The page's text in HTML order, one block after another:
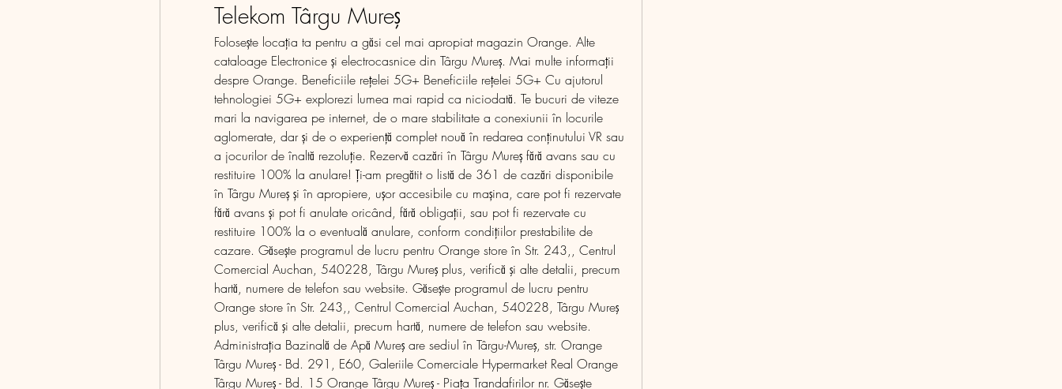
Telekom Târgu Mureş
Folosește locația ta pentru a găsi cel mai apropiat magazin Orange. Alte
cataloage Electronice și electrocasnice din Târgu Mureș. Mai multe informații
despre Orange. Beneficiile rețelei 5G+ Beneficiile rețelei 5G+ Cu ajutorul
tehnologiei 5G+ explorezi lumea mai rapid ca niciodată. Te bucuri de viteze
mari la navigarea pe internet, de o mare stabilitate a conexiunii în locurile
aglomerate, dar și de o experiență complet nouă în redarea conținutului VR sau
a jocurilor de înaltă rezoluție. Rezervă cazări în Târgu Mureș fără avans sau cu
restituire 100% la anulare! Ți-am pregătit o listă de 361 de cazări disponibile
în Târgu Mureș și în apropiere, ușor accesibile cu mașina, care pot fi rezervate
fără avans și pot fi anulate oricând, fără obligații, sau pot fi rezervate cu
restituire 100% la o eventuală anulare, conform condițiilor prestabilite de
cazare. Găsește programul de lucru pentru Orange store în Str. 243,, Centrul
Comercial Auchan, 540228, Târgu Mureş plus, verifică şi alte detalii, precum
hartă, numere de telefon sau website. Găsește programul de lucru pentru
Orange store în Str. 243,, Centrul Comercial Auchan, 540228, Târgu Mureş
plus, verifică şi alte detalii, precum hartă, numere de telefon sau website.
Administraţia Bazinală de Apă Mureş are sediul în Târgu-Mureş, str. Orange
Târgu Mureș - Bd. 291, E60, Galeriile Comerciale Hypermarket Real Orange
Târgu Mureș - Bd. 15 Orange Târgu Mureș - Piața Trandafirilor nr. Găsește